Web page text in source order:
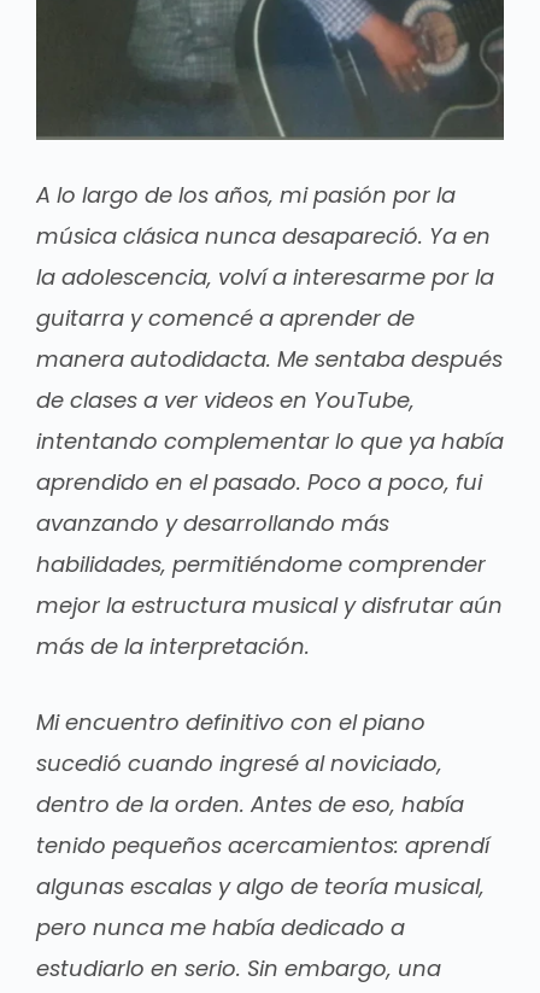
A lo largo de los años, mi pasión por la
música clásica nunca desapareció. Ya en
la adolescencia, volví a interesarme por la
guitarra y comencé a aprender de
manera autodidacta. Me sentaba después
de clases a ver videos en YouTube,
intentando complementar lo que ya había
aprendido en el pasado. Poco a poco, fui
avanzando y desarrollando más
habilidades, permitiéndome comprender
mejor la estructura musical y disfrutar aún
más de la interpretación.
Mi encuentro definitivo con el piano
sucedió cuando ingresé al noviciado,
dentro de la orden. Antes de eso, había
tenido pequeños acercamientos: aprendí
algunas escalas y algo de teoría musical,
pero nunca me había dedicado a
estudiarlo en serio. Sin embargo, una